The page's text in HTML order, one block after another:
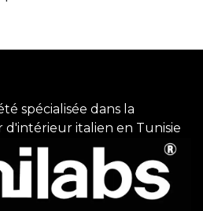
spécialisée dans la
d'intérieur italien en Tunisie